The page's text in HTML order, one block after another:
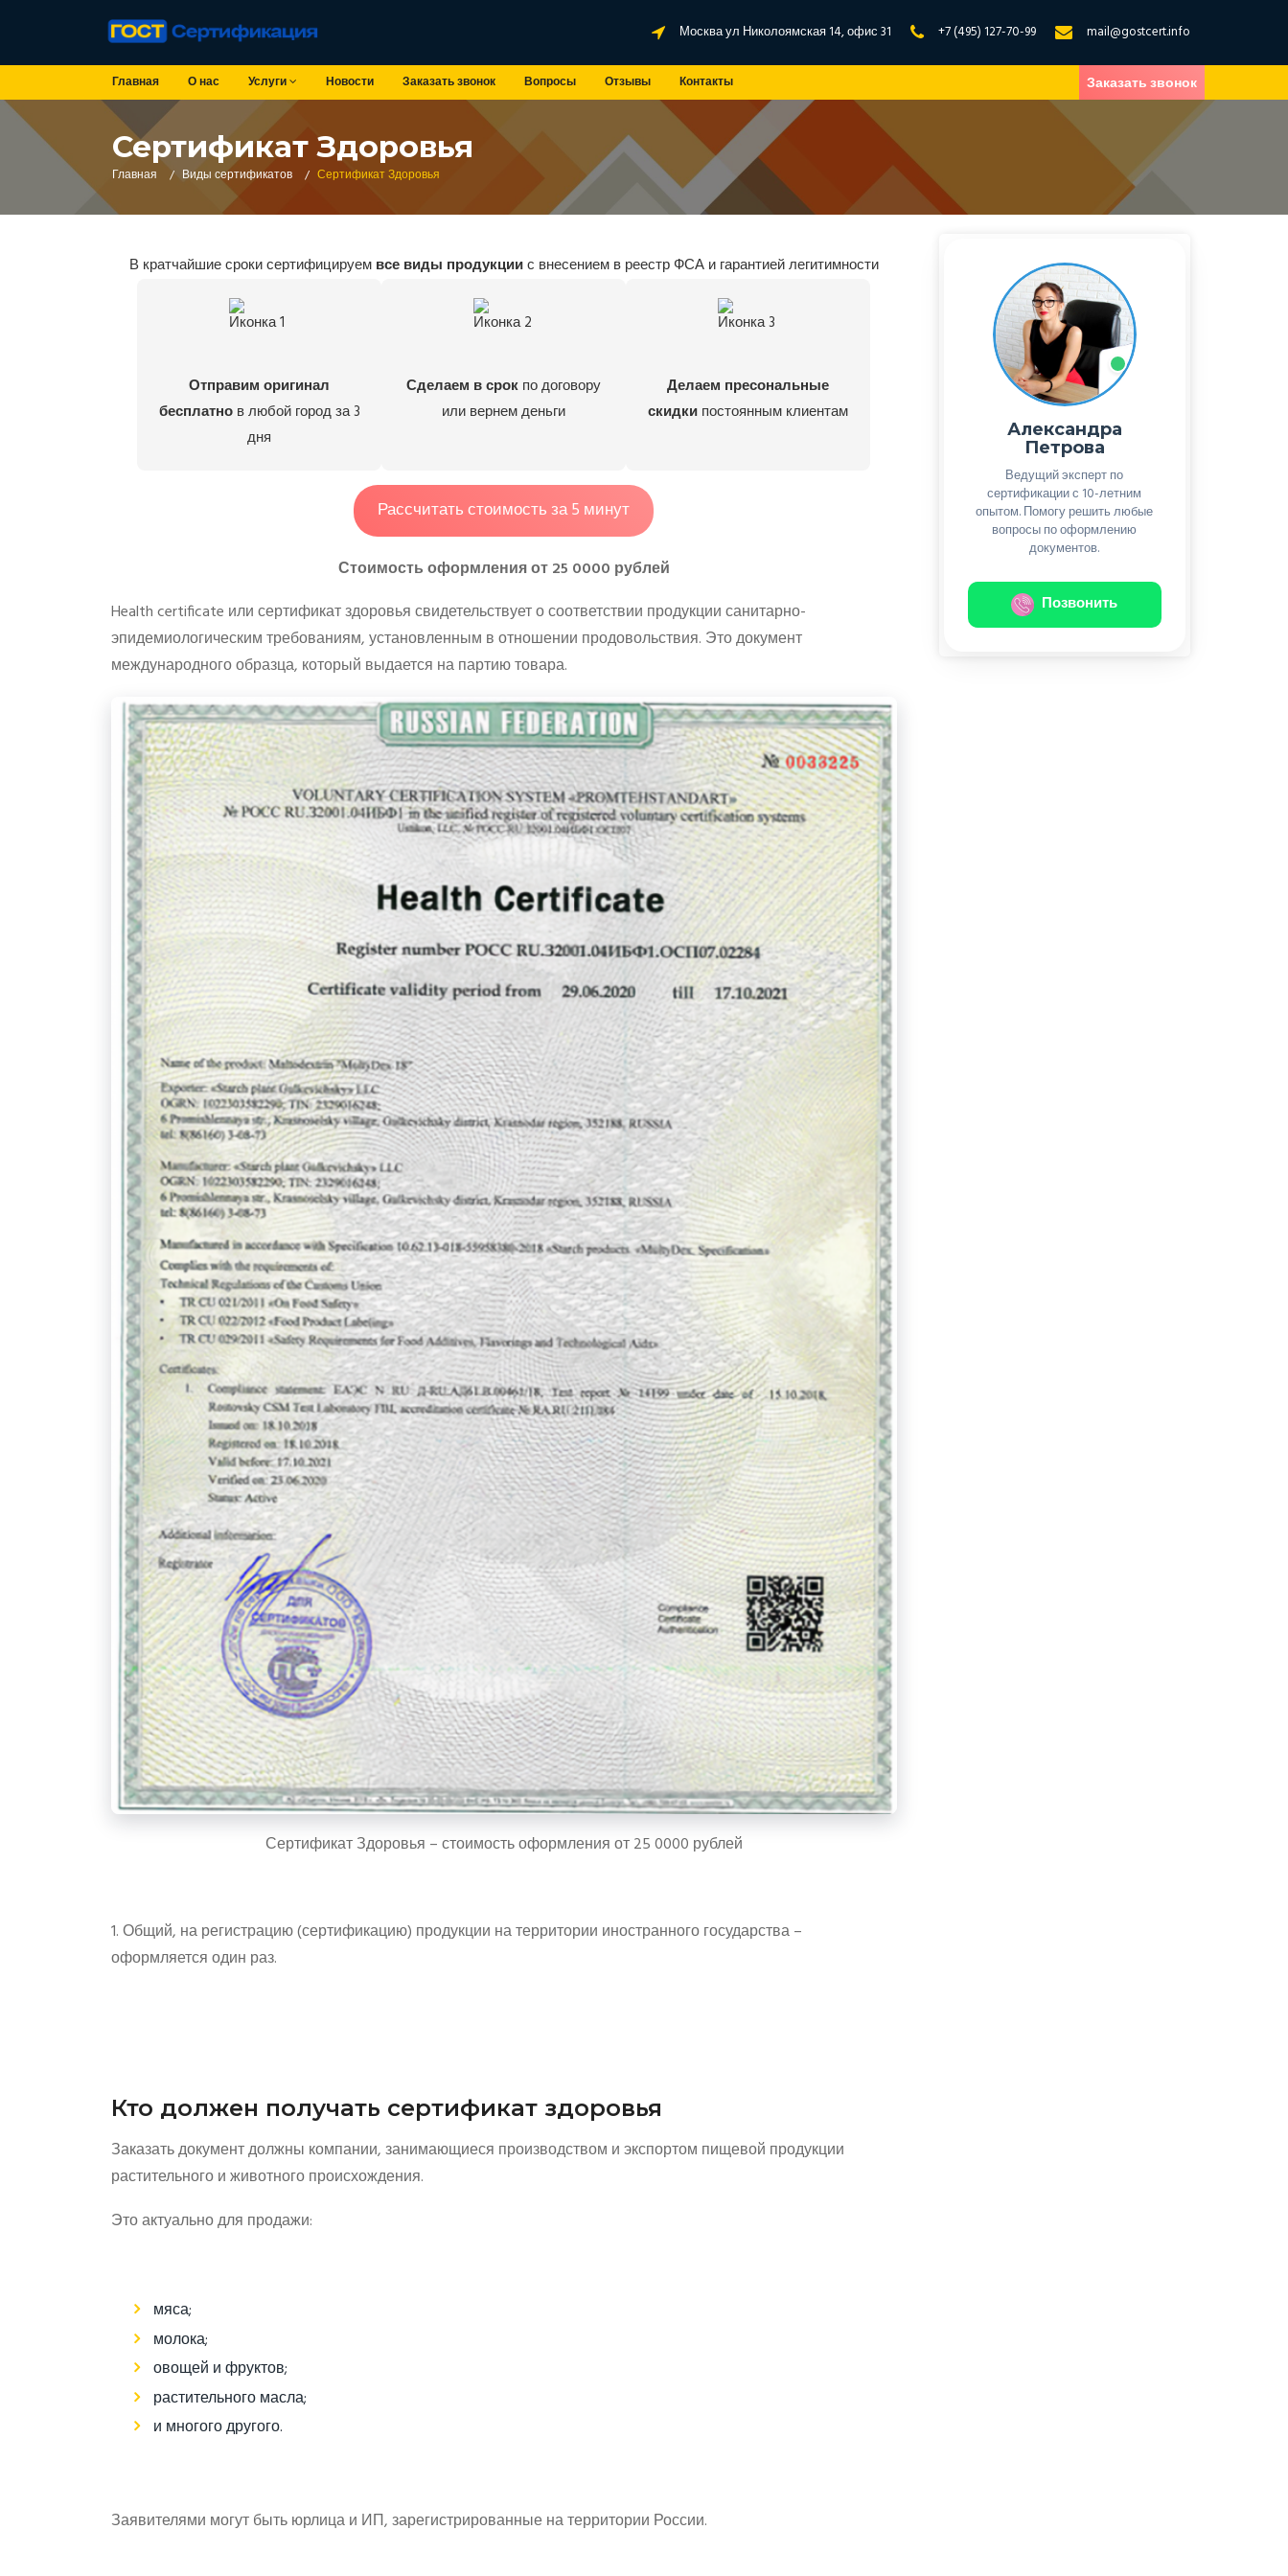
Москва ул Николоямская 14, офис 31 +7 (495) 127-70-99 mail@gostcert.info
Главная О нас Услуги Новости Заказать звонок Вопросы Отзывы Контакты Заказать звонок
Сертификат Здоровья
Главная / Виды сертификатов / Сертификат Здоровья
В кратчайшие сроки сертифицируем все виды продукциис внесением в реестр ФСА и гарантией легитимности
Отправим оригинал
бесплатнов любой город за 3
дня
Сделаем в срок по договору
или вернем деньги
Делаем пресональные
скидки постоянным клиентам
Рассчитать стоимость за 5 минут
Стоимость оформления от 25 0000 рублей
Health certificate или сертификат здоровья свидетельствует о соответствии продукции санитарно-
эпидемиологическим требованиям, установленным в отношении продовольствия. Это документ
международного образца, который выдается на партию товара.
Сертификат Здоровья – стоимость оформления от 25 0000 рублей
1. Общий, на регистрацию (сертификацию) продукции на территории иностранного государства –
оформляется один раз.
Кто должен получать сертификат здоровья
Заказать документ должны компании, занимающиеся производством и экспортом пищевой продукции
растительного и животного происхождения.
Это актуально для продажи:
мяса;
молока;
овощей и фруктов;
растительного масла;
и многого другого.
Заявителями могут быть юрлица и ИП, зарегистрированные на территории России.
Александра
Петрова
Ведущий эксперт по
сертификации с 10-летним
опытом. Помогу решить любые
вопросы по оформлению
документов.
Позвонить